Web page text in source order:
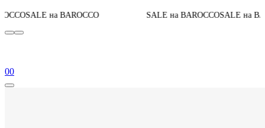
SALE на BAROCCOSALE на BAROCCOДо
00